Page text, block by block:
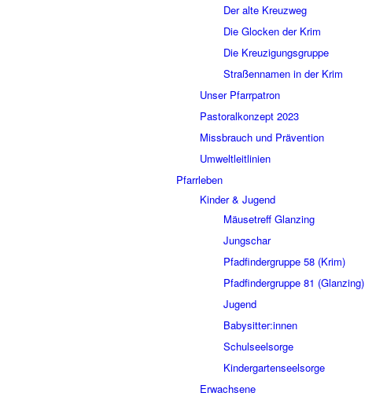
Der alte Kreuzweg
Die Glocken der Krim
Die Kreuzigungsgruppe
Straßennamen in der Krim
Unser Pfarrpatron
Pastoralkonzept 2023
Missbrauch und Prävention
Umweltleitlinien
Pfarrleben
Kinder & Jugend
Mäusetreff Glanzing
Jungschar
Pfadfindergruppe 58 (Krim)
Pfadfindergruppe 81 (Glanzing)
Jugend
Babysitter:innen
Schulseelsorge
Kindergartenseelsorge
Erwachsene